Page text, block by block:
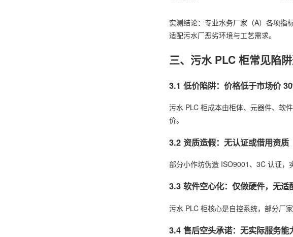
实测结论：专业水务厂家（A）各项指
适配污水厂恶劣环境与工艺需求。
三、污水 PLC 柜常见陷
3.1 低价陷阱：价格低于市场价
污水 PLC 柜成本由柜体、元器件、软
价。
3.2 资质造假：无认证或借用资质
部分小作坊伪造 ISO9001、3C 认证，
3.3 软件空心化：仅做硬件，无适
污水 PLC 柜核心是自控系统，部分厂
3.4 售后空头承诺：无实际服务能